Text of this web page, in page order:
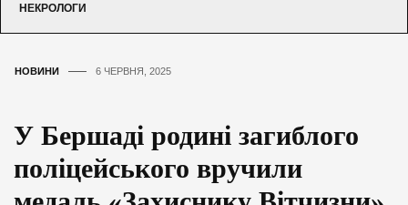
НЕКРОЛОГИ
НОВИНИ 6 ЧЕРВНЯ, 2025
У Бершаді родині загиблого
поліцейського вручили